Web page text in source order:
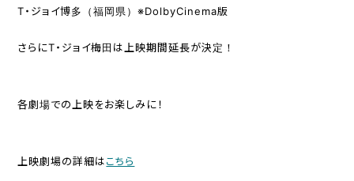
T・ジョイ博多（福岡県）※DolbyCinema版
さらにT・ジョイ梅田は上映期間延長が決定！
各劇場での上映をお楽しみに！
上映劇場の詳細はこちら